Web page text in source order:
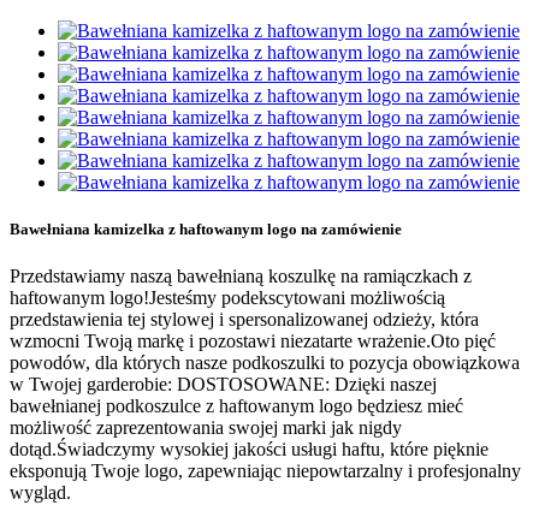
Bawełniana kamizelka z haftowanym logo na zamówienie
Przedstawiamy naszą bawełnianą koszulkę na ramiączkach z
haftowanym logo!Jesteśmy podekscytowani możliwością
przedstawienia tej stylowej i spersonalizowanej odzieży, która
wzmocni Twoją markę i pozostawi niezatarte wrażenie.Oto pięć
powodów, dla których nasze podkoszulki to pozycja obowiązkowa
w Twojej garderobie: DOSTOSOWANE: Dzięki naszej
bawełnianej podkoszulce z haftowanym logo będziesz mieć
możliwość zaprezentowania swojej marki jak nigdy
dotąd.Świadczymy wysokiej jakości usługi haftu, które pięknie
eksponują Twoje logo, zapewniając niepowtarzalny i profesjonalny
wygląd.